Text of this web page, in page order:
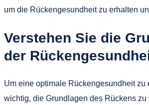
um die Rückengesundheit zu erhalten
Verstehen Sie die
der
Um eine optimale Rückengesundheit zu
wichtig, die Grundlagen des Rückens zu